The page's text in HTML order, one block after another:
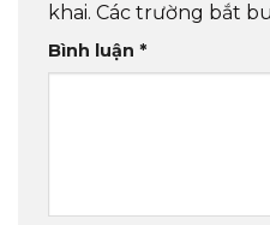
khai. Các trường bắt
Bình luận *